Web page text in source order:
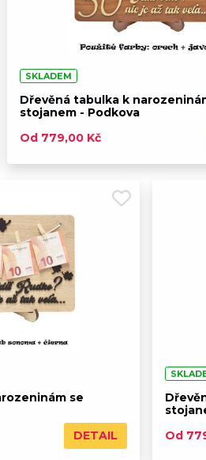
SKLADEM
Dřevěná tabulka k
stojanem - Podkova
Od 779,00 Kč
se
DETAIL
Od